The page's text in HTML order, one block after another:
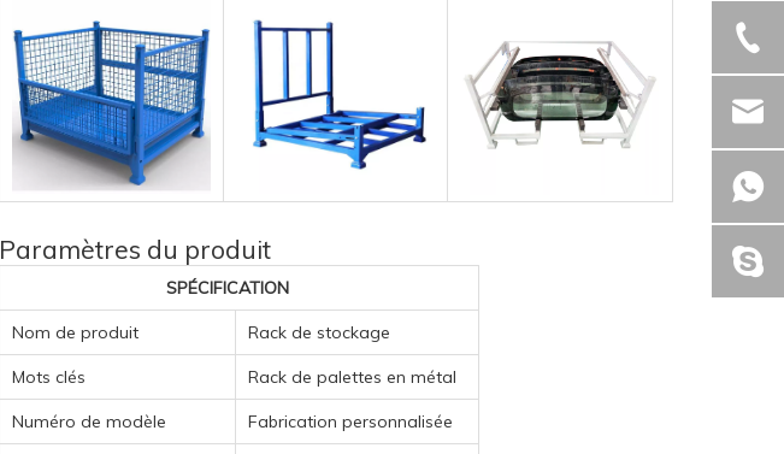
Paramètres du produit
SPÉCIFICATION
Nom de produit Rack de stockage
Mots clés Rack de palettes en métal
Numéro de modèle Fabrication personnalisée